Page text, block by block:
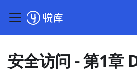
安全访问 - 第1章